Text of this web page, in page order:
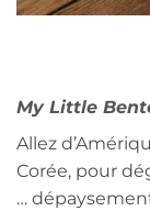
My Little
Allez
Corée, pour
…